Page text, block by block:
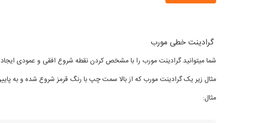
گرادینت خطی مورب
شما میتوانید گرادینت مورب را با مشخص کردن نقطه شروع افقی و عمودی ایجاد
مثال زیر یک گرادینت مورب که از بالا سمت چپ با رنگ قرمز شروع شده و به
مثال: